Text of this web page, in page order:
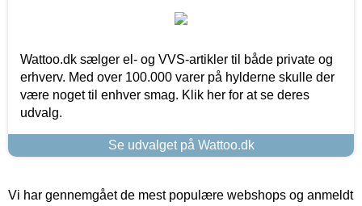
Wattoo.dk sælger el- og VVS-artikler til både private og
erhverv. Med over 100.000 varer på hylderne skulle der
være noget til enhver smag. Klik her for at se deres
udvalg.
Se udvalget på Wattoo.dk
Vi har gennemgået de mest populære webshops og anmeldt